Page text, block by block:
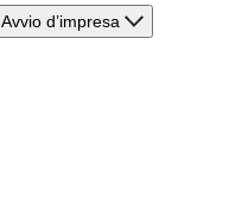
Avvio d’impresa